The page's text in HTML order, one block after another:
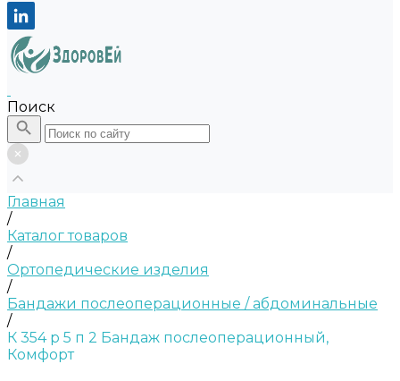
Поиск
Главная
/
Каталог товаров
/
Ортопедические изделия
/
Бандажи послеоперационные / абдоминальные
/
К 354 р 5 п 2 Бандаж послеоперационный,
Комфорт